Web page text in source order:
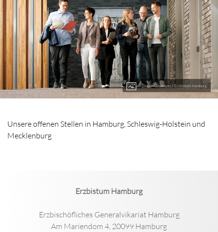
Detlef Overmann / Erzbistum Hamburg
Unsere offenen Stellen in Hamburg, Schleswig-Holstein und
Mecklenburg
Erzbistum Hamburg
Erzbischöfliches Generalvikariat Hamburg
Am Mariendom 4, 20099 Hamburg